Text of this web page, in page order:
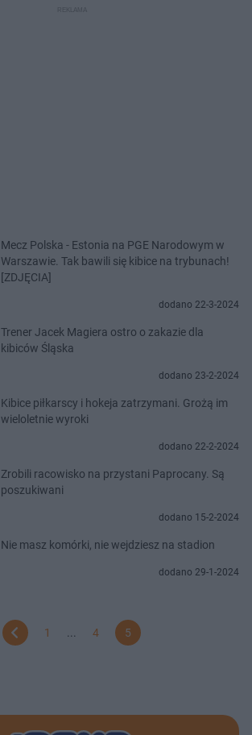
Mecz Polska - Estonia na PGE Narodowym w
Warszawie. Tak bawili się kibice na trybunach!
[ZDJĘCIA]
dodano 22-3-2024
Trener Jacek Magiera ostro o zakazie dla
kibiców Śląska
dodano 23-2-2024
Kibice piłkarscy i hokeja zatrzymani. Grożą im
wieloletnie wyroki
dodano 22-2-2024
Zrobili racowisko na przystani Paprocany. Są
poszukiwani
dodano 15-2-2024
Nie masz komórki, nie wejdziesz na stadion
dodano 29-1-2024
1 ... 4 5